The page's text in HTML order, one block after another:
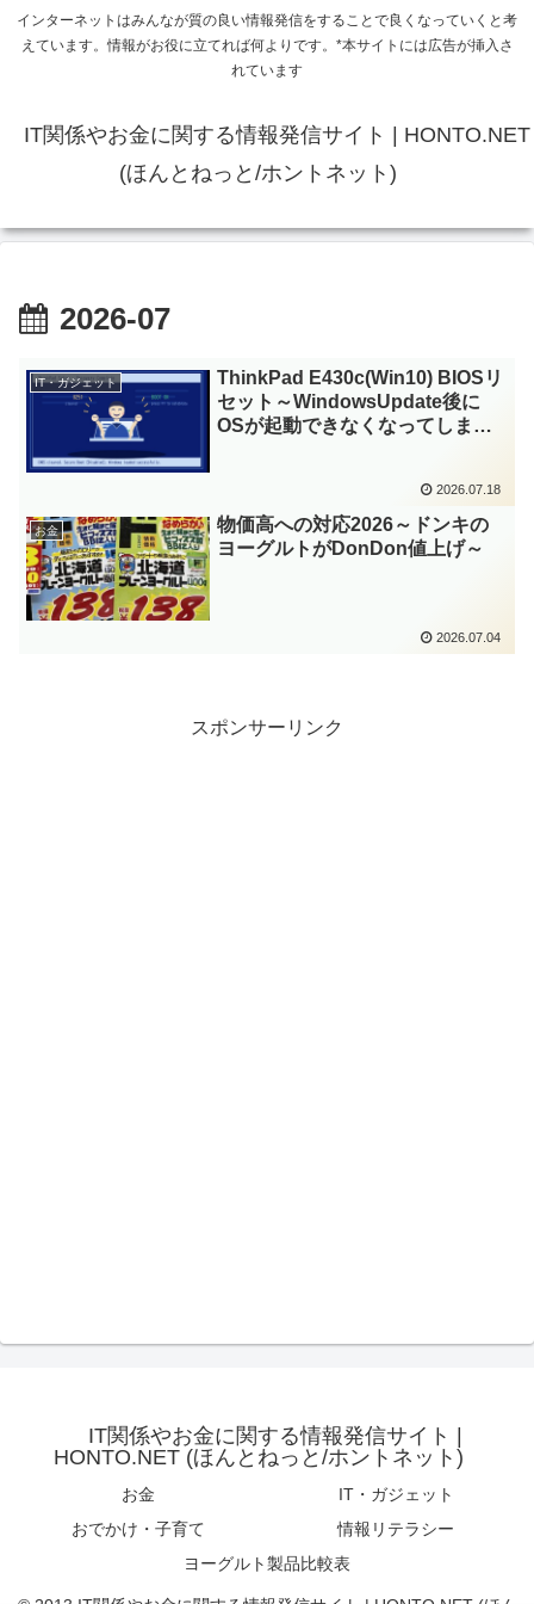
インターネットはみんなが質の良い情報発信をすることで良くなっていくと考
えています。情報がお役に立てれば何よりです。*本サイトには広告が挿入さ
れています
IT関係やお金に関する情報発信サイト | HONTO.NET
(ほんとねっと/ホントネット)
2026-07
IT・ガジェット
ThinkPad E430c(Win10) BIOSリ
セット～WindowsUpdate後に
OSが起動できなくなってしまい
2026.07.18
お金
物価高への対応2026～ドンキの
ヨーグルトがDonDon値上げ～
2026.07.04
スポンサーリンク
IT関係やお金に関する情報発信サイト |
HONTO.NET (ほんとねっと/ホントネット)
お金
IT・ガジェット
おでかけ・子育て
情報リテラシー
ヨーグルト製品比較表